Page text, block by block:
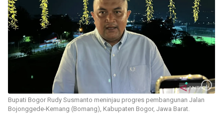
Bupati Bogor Rudy Susmanto meninjau progres pembangunan Jalan
Bojonggede-Kemang (Bomang), Kabupaten Bogor, Jawa Barat.